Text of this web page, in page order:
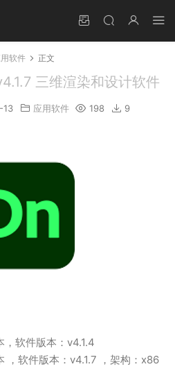
软件 正文
三维渲染和设计软件
13 应用软件 198
9
，软件版本：v4.1.4
，软件版本：v4.1.7 ，架构：x86